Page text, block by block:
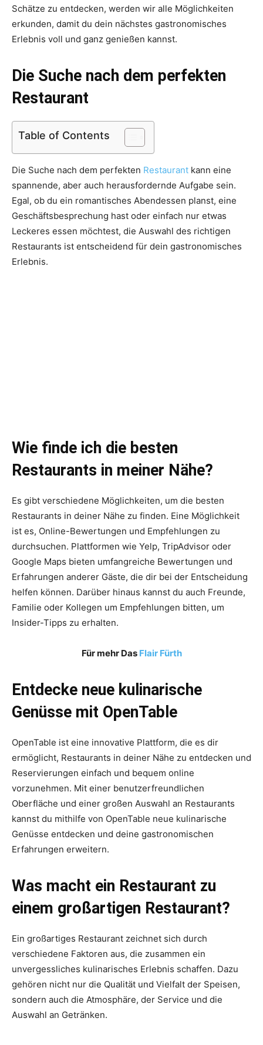
Schätze zu entdecken, werden wir alle Möglichkeiten
erkunden, damit du dein nächstes gastronomisches
Erlebnis voll und ganz genießen kannst.
Die Suche nach dem perfekten
Restaurant
Table of Contents
Die Suche nach dem perfekten Restaurant kann eine
spannende, aber auch herausfordernde Aufgabe sein.
Egal, ob du ein romantisches Abendessen planst, eine
Geschäftsbesprechung hast oder einfach nur etwas
Leckeres essen möchtest, die Auswahl des richtigen
Restaurants ist entscheidend für dein gastronomisches
Erlebnis.
Wie finde ich die besten
Restaurants in meiner Nähe?
Es gibt verschiedene Möglichkeiten, um die besten
Restaurants in deiner Nähe zu finden. Eine Möglichkeit
ist es, Online-Bewertungen und Empfehlungen zu
durchsuchen. Plattformen wie Yelp, TripAdvisor oder
Google Maps bieten umfangreiche Bewertungen und
Erfahrungen anderer Gäste, die dir bei der Entscheidung
helfen können. Darüber hinaus kannst du auch Freunde,
Familie oder Kollegen um Empfehlungen bitten, um
Insider-Tipps zu erhalten.
Für mehr Das Flair Fürth
Entdecke neue kulinarische
Genüsse mit OpenTable
OpenTable ist eine innovative Plattform, die es dir
ermöglicht, Restaurants in deiner Nähe zu entdecken und
Reservierungen einfach und bequem online
vorzunehmen. Mit einer benutzerfreundlichen
Oberfläche und einer großen Auswahl an Restaurants
kannst du mithilfe von OpenTable neue kulinarische
Genüsse entdecken und deine gastronomischen
Erfahrungen erweitern.
Was macht ein Restaurant zu
einem großartigen Restaurant?
Ein großartiges Restaurant zeichnet sich durch
verschiedene Faktoren aus, die zusammen ein
unvergessliches kulinarisches Erlebnis schaffen. Dazu
gehören nicht nur die Qualität und Vielfalt der Speisen,
sondern auch die Atmosphäre, der Service und die
Auswahl an Getränken.